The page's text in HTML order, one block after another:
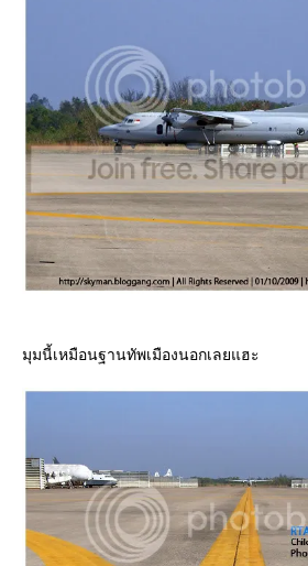
มุมนี้เหมือนฐานทัพเมืองนอกเลยแฮะ